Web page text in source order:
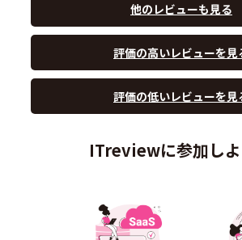
他のレビューも見る
評価の高いレビューを見
評価の低いレビューを見
ITreviewに参加しよ